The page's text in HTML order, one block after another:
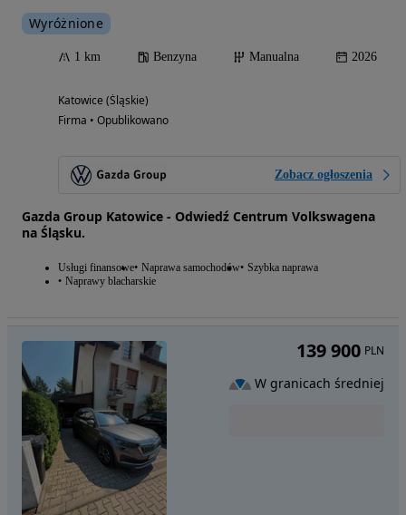
Wyróżnione
1 km Benzyna Manualna 2026
Katowice (Śląskie)
Firma • Opublikowano
Zobacz ogłoszenia
Gazda Group Katowice - Odwiedź Centrum Volkswagena
na Śląsku.
Usługi finansowe Naprawa samochodów Szybka naprawa
Naprawy blacharskie
139 900 PLN
W granicach średniej